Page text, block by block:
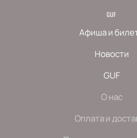
GUF
Афиша и
Новости
GUF
О нас
Оплата и